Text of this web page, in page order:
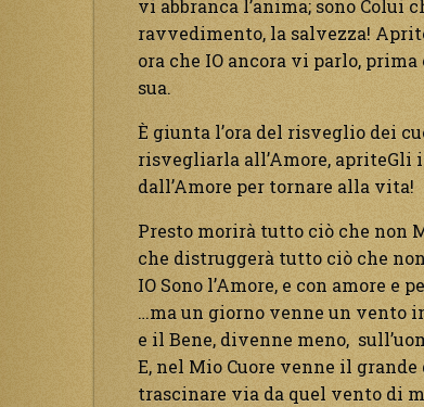
vi abbranca l’anima; sono Colui
ravvedimento, la salvezza!
ora che IO ancora vi parlo,
sua.
È giunta l’ora del risveglio dei
risvegliarla all’Amore, apriteGli
dall’Amore per tornare alla vita!
Presto morirà tutto ciò che non
che distruggerà tutto ciò che
IO Sono l’Amore, e con amore e
…ma un giorno venne un vento
e il Bene, divenne meno,
E, nel Mio Cuore venne il
trascinare via da quel vento di